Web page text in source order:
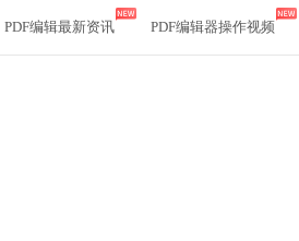
PDF编辑最新资讯 PDF编辑器操作视频